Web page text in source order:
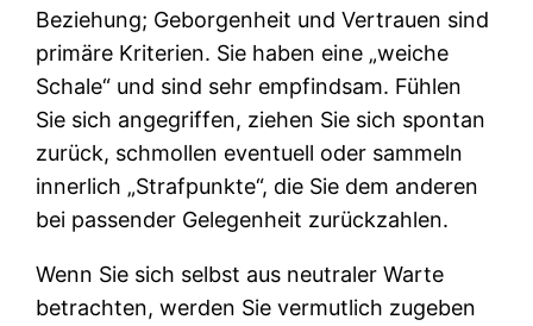
Beziehung; Geborgenheit und Vertrauen sind
primäre Kriterien. Sie haben eine „weiche
Schale“ und sind sehr empfindsam. Fühlen
Sie sich angegriffen, ziehen Sie sich spontan
zurück, schmollen eventuell oder sammeln
innerlich „Strafpunkte“, die Sie dem anderen
bei passender Gelegenheit zurückzahlen.
Wenn Sie sich selbst aus neutraler Warte
betrachten, werden Sie vermutlich zugeben